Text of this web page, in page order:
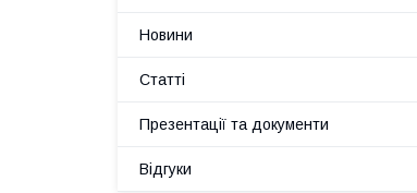
Новини
Статті
Презентації та документи
Відгуки